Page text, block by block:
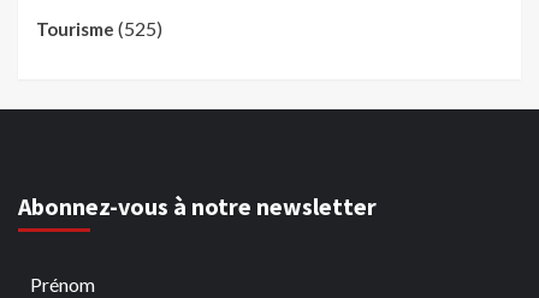
Tourisme (525)
Abonnez-vous à notre newsletter
Prénom